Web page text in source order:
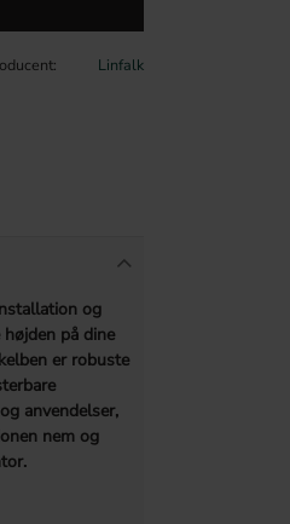
Linfalk
og
på dine
er robuste
anvendelser,
nem og